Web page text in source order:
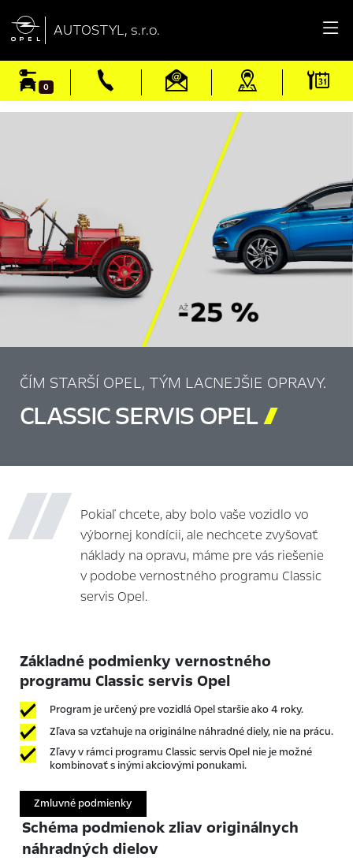
 AUTOSTYL, s.r.o.
0
ČÍM STARŠÍ OPEL, TÝM LACNEJŠIE OPRAVY.
CLASSIC SERVIS OPEL
Pokiaľ chcete, aby bolo vaše vozidlo vo
výbornej kondícii, ale nechcete zvyšovať
náklady na opravu, máme pre vás riešenie
v podobe vernostného programu Classic
servis Opel.
Základné podmienky vernostného
programu Classic servis Opel
Program je určený pre vozidlá Opel staršie ako 4 roky.
Zľava sa vzťahuje na originálne náhradné diely, nie na prácu.
Zľavy v rámci programu Classic servis Opel nie je možné
kombinovať s inými akciovými ponukami.
Zmluvné podmienky
Schéma podmienok zliav originálnych
náhradných dielov